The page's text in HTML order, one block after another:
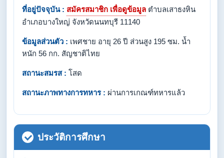
ที่อยู่ปัจจุบัน : สมัครสมาชิก เพื่อดูข้อมูล ตำบลเสาธงหิน
อำเภอบางใหญ่ จังหวัดนนทบุรี 11140
ข้อมูลส่วนตัว : เพศชาย อายุ 26 ปี ส่วนสูง 195 ซม. น้ำ
หนัก 56 กก. สัญชาติไทย
สถานะสมรส : โสด
สถานะภาพทางการทหาร : ผ่านการเกณฑ์ทหารแล้ว
ประวัติการศึกษา